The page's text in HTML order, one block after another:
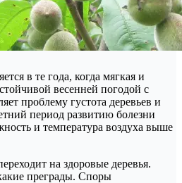
в те года, когда мягкая и
весенней погодой с
проблему густота деревьев и
период развитию болезни
и температура воздуха выше
на здоровые деревья.
преграды. Споры